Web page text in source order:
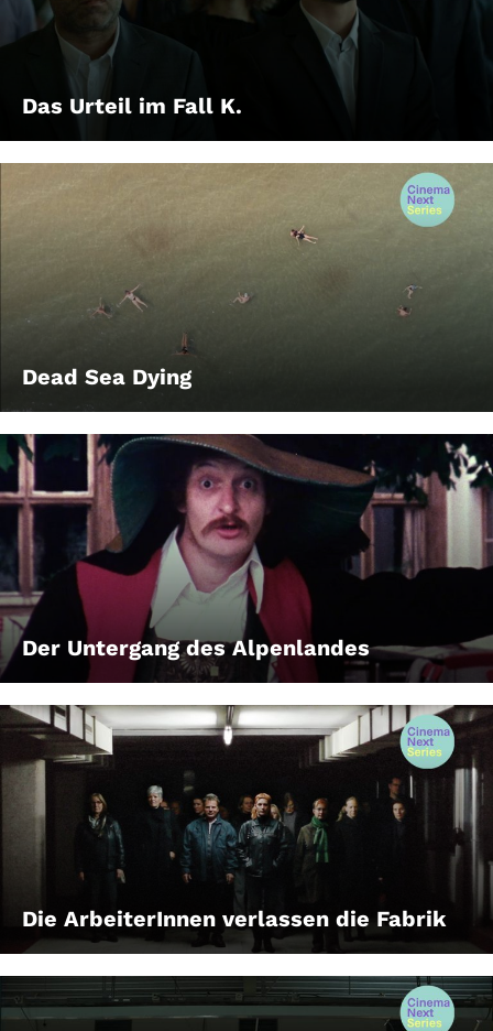
Das Urteil im Fall K.
Dead Sea Dying
Der Untergang des Alpenlandes
Die ArbeiterInnen verlassen die Fabrik